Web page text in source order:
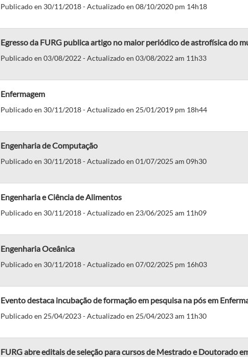
Publicado en 30/11/2018 - Actualizado en 08/10/2020 pm 14h18
Egresso da FURG publica artigo no maior periódico de astrofísica do
Publicado en 03/08/2022 - Actualizado en 03/08/2022 am 11h33
Enfermagem
Publicado en 30/11/2018 - Actualizado en 25/01/2019 pm 18h44
Engenharia de Computação
Publicado en 30/11/2018 - Actualizado en 01/07/2025 am 09h30
Engenharia e Ciência de Alimentos
Publicado en 30/11/2018 - Actualizado en 23/06/2025 am 11h09
Engenharia Oceânica
Publicado en 30/11/2018 - Actualizado en 07/02/2025 pm 16h03
Evento destaca incubação de formação em pesquisa na pós em
Publicado en 25/04/2023 - Actualizado en 25/04/2023 am 11h30
FURG abre editais de seleção para cursos de Mestrado e Doutorado